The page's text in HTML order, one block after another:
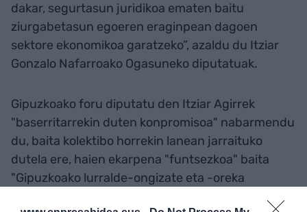
dakar, segurtasun juridikoa ematen baitu
ziurgabetasun egoeren eraginpean dagoen
sektore ekonomikoa garatzeko”, azaldu du Itziar
Gonzalo Nafarroako Ogasuneko diputatuak.
Gipuzkoako foru diputatu den Itziar Agirrek
"baserritarrekin duten konpromisoa" nabarmendu
du, baita kolektibo horrekin lanean jarraituko
dutela ere, haien ekarpena "funtsezkoa" baita
"Gipuzkoako lurralde-ongizate eta -oreka